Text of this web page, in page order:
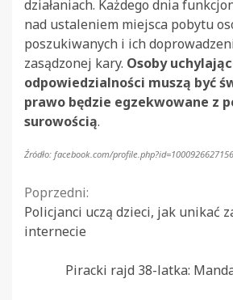
działaniach. Każdego dnia
nad ustaleniem miejsca pobytu
poszukiwanych i ich
zasądzonej kary. Osoby
odpowiedzialności muszą być
prawo będzie egzekwowane z
surowością.
Źródło: facebook.com/
Continue
Reading
Poprzedni:
Policjanci uczą dzieci, jak unikać
internecie
Piracki rajd 38-latka: